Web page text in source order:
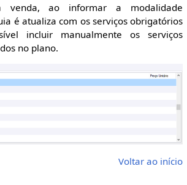
venda, ao informar a modalidade
é atualiza com os serviços obrigatórios
incluir manualmente os serviços
no plano.
Voltar ao início